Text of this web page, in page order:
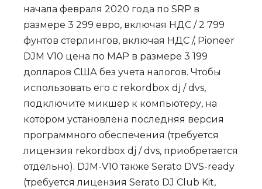
начала февраля 2020 года по SRP в
размере 3 299 евро, включая НДС / 2 799
фунтов стерлингов, включая НДС /, Pioneer
DJM V10 цена по MAP в размере 3 199
долларов США без учета налогов. Чтобы
использовать его с rekordbox dj / dvs,
подключите микшер к компьютеру, на
котором установлена ​​последняя версия
программного обеспечения (требуется
лицензия rekordbox dj / dvs, приобретается
отдельно). DJM-V10 также Serato DVS-ready
(требуется лицензия Serato DJ Club Kit,